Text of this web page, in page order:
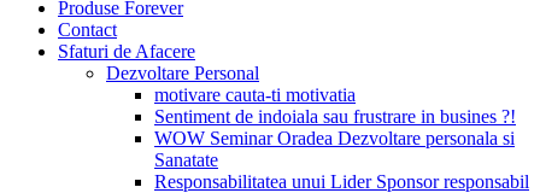
Produse Forever
Contact
Sfaturi de Afacere
Dezvoltare Personal
motivare cauta-ti motivatia
Sentiment de indoiala sau frustrare in busines ?!
WOW Seminar Oradea Dezvoltare personala si
Sanatate
Responsabilitatea unui Lider Sponsor responsabil